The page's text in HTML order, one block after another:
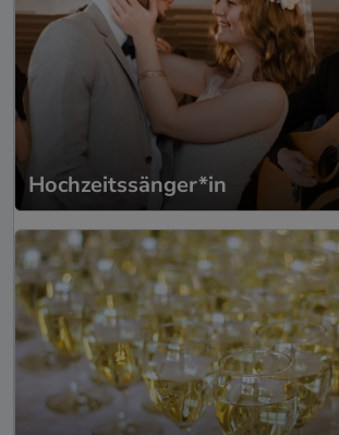
Hochzeitssänger*in